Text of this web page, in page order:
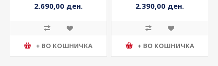
2.690,00 ден. 2.390,00 ден.